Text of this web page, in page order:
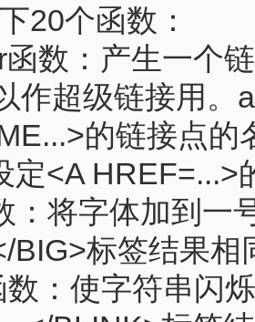
20个函数：
数：产生一个
作超级链接用。
的链接点的
定<A HREF=...>
：将字体加到一
BIG>标签结果相
：使字符串闪